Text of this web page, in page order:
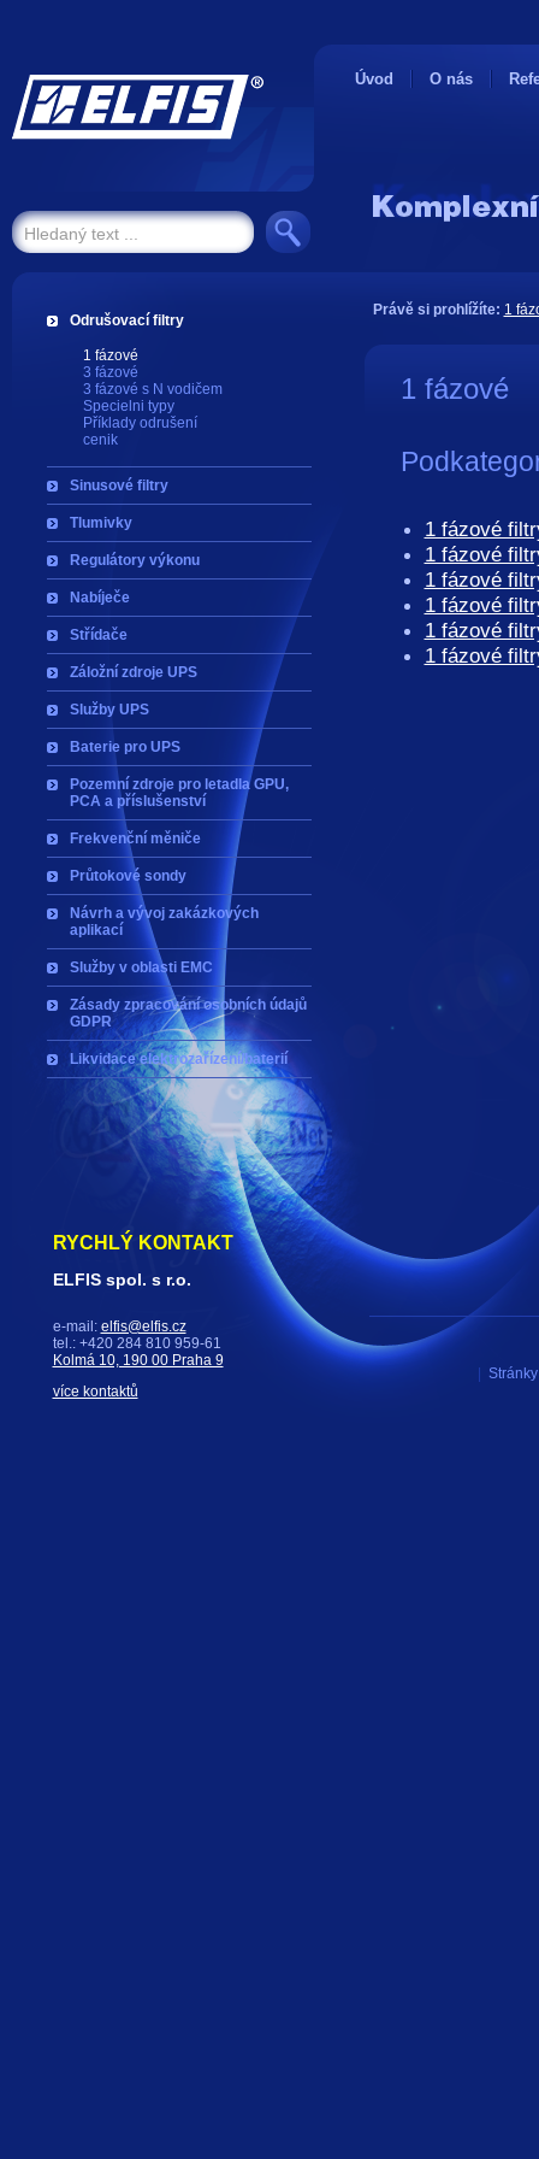
Úvod O nás
Odrušovací filtry
1 fázové
3 fázové
3 fázové s N vodičem
Specielni typy
Příklady odrušení
cenik
Sinusové filtry
Tlumivky
Regulátory výkonu
Nabíječe
Střídače
Záložní zdroje UPS
Služby UPS
Baterie pro UPS
Pozemní zdroje pro letadla GPU,
PCA a příslušenství
Frekvenční měniče
Průtokové sondy
Návrh a vývoj zakázkových
aplikací
Služby v oblasti EMC
Zásady zpracování osobních údajů
GDPR
Likvidace elektrozařízení/baterií
Právě si prohlížíte: 1
1 fázové
1 fázové
1 fázové
1 fázové
1 fázové
1 fázové
1 fázové
RYCHLÝ KONTAKT
ELFIS spol. s r.o.
e-mail: elfis@elfis.cz
tel.: +420 284 810 959-61
Kolmá 10, 190 00 Praha 9
více kontaktů